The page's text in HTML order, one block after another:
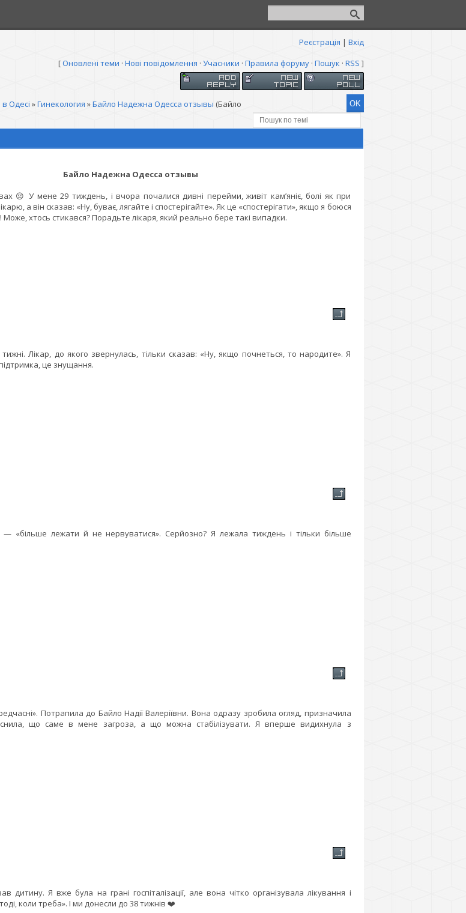
Реєстрація | Вхід
[Оновлені теми · Нові повідомлення · Учасники · Правила форуму· Пошук · RSS ]
Одесі »Гинекология »Байло Надежна Одесса отзывы (Байло
Байло Надежна Одесса отзывы
😔 У мене 29 тиждень, і вчора почалися дивні перейми, живіт кам’яніє, болі як при
а він сказав: «Ну, буває, лягайте і спостерігайте». Як це «спостерігати», якщо я боюся
хтось стикався? Порадьте лікаря, який реально бере такі випадки.
Лікар, до якого звернулась, тільки сказав: «Ну, якщо почнеться, то народите». Я
це знущання.
«більше лежати й не нервуватися». Серйозно? Я лежала тиждень і тільки більше
Потрапила до Байло Надії Валеріївни. Вона одразу зробила огляд, призначила
що саме в мене загроза, а що можна стабілізувати. Я вперше видихнула з
дитину. Я вже була на грані госпіталізації, але вона чітко організувала лікування і
коли треба». І ми донесли до 38 тижнів ❤️